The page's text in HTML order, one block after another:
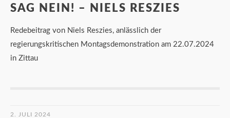
SAG NEIN! – NIELS RESZIES
Redebeitrag von Niels Reszies, anlässlich der
regierungskritischen Montagsdemonstration am 22.07.2024
in Zittau
2. JULI 2024